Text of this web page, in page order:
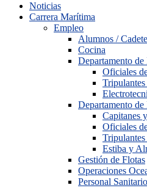
Noticias
Carrera Marítima
Empleo
Alumnos /
Cocina
Departamento de
Oficiales
Departamento de
Capitanes
Oficiales
Estiba y
Gestión de Flotas
Operaciones
Personal Sanitario